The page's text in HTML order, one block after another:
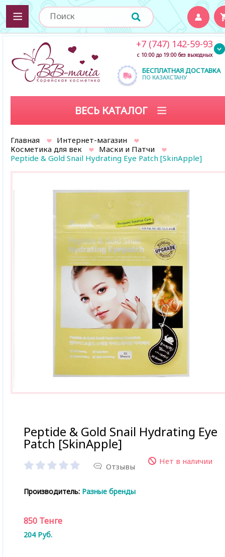
БЕСПЛАТНАЯ ДОСТАВКА
ПО КАЗАХСТАНУ
+7 (747) 142-59-93
с 10:00 до 19:00 без выходных
ВЕСЬ КАТАЛОГ
Главная
Интернет-магазин
Косметика для век
Маски и Патчи
Peptide & Gold Snail Hydrating Eye Patch [SkinApple]
Peptide & Gold Snail Hydrating Eye
Patch [SkinApple]
Отзывы
Нет в наличии
Производитель: Разные бренды
850 Тенге
204 Руб.